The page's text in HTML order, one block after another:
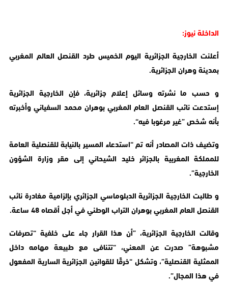
الداخلة نيوز:
أعلنت الخارجية الجزائرية اليوم الخميس طرد القنصل العالم المغربي
بمدينة وهران الجزائرية.
و حسب ما نشرته وسائل إعلام جزائرية، فإن الخارجية الجزائرية
إستدعت نائب القنصل العام المغربي بوهران محمد السفياني وأخبرته
بأنه شخص ”غير مرغوبا فيه“.
وتضيف ذات المصادر أنه تم “استدعاء المسير بالنيابة للقنصلية العامة
للمملكة المغربية بالجزائر خليد الشيحاني إلى مقر وزارة الشؤون
الخارجية”.
و طالبت الخارجية الجزائرية الدبلوماسي الجزائري بإلزامية مغادرة نائب
القنصل العام المغربي بوهران التراب الوطني في أجل أقصاه 48 ساعة.
وقالت الخارجية الجزائرية، ”أن هذا القرار جاء على خلفية “تصرفات
مشبوهة” صدرت عن المعني، “تتنافى مع طبيعة مهامه داخل
الممثلية القنصلية”، وتشكل “خرقًا للقوانين الجزائرية السارية المفعول
في هذا المجال”.